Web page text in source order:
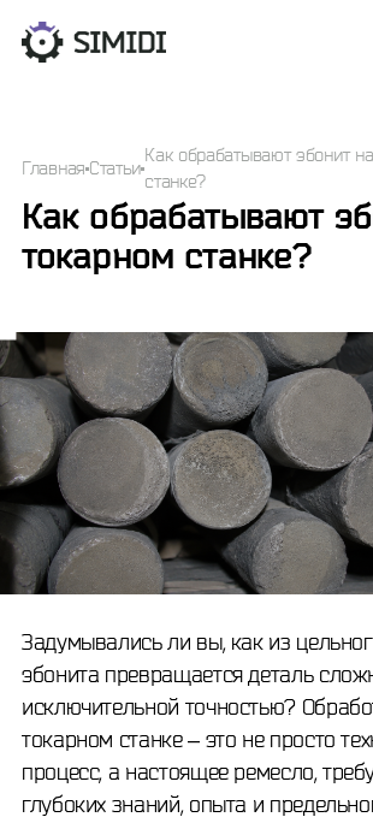
Главная Статьи
Как обрабатывают эбонит
станке?
Как обрабатывают
токарном станке?
Задумывались ли вы, как из
эбонита превращается деталь
исключительной точностью?
токарном станке – это не просто
процесс, а настоящее ремесло,
глубоких знаний, опыта и